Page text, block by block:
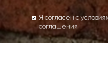
Я согласен с
соглашения